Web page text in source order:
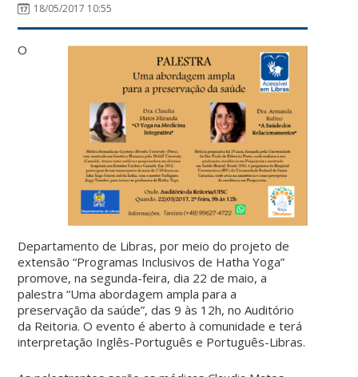
18/05/2017 10:55
O
Departamento de Libras, por meio do projeto de
extensão “Programas Inclusivos de Hatha Yoga”
promove, na segunda-feira, dia 22 de maio, a
palestra “Uma abordagem ampla para a
preservação da saúde”, das 9 às 12h, no Auditório
da Reitoria. O evento é aberto à comunidade e terá
interpretação Inglês-Português e Português-Libras.